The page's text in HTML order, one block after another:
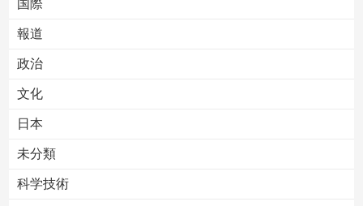
国際
報道
政治
文化
日本
未分類
科学技術